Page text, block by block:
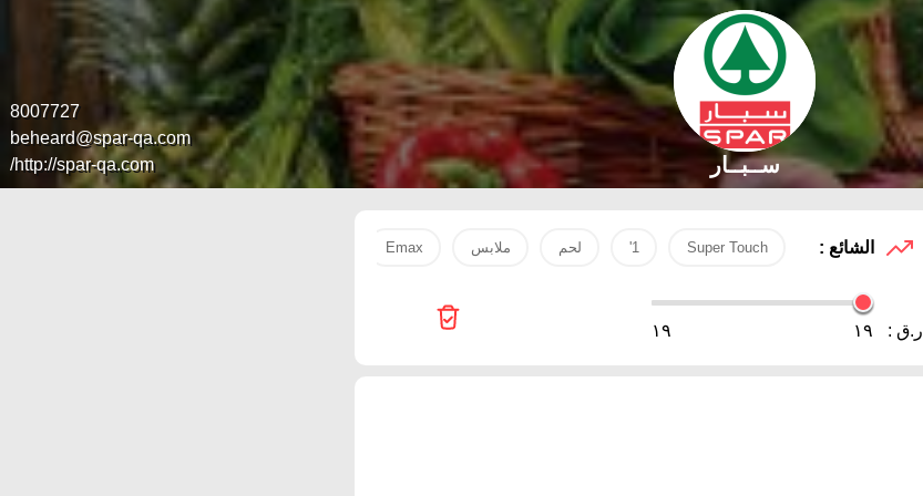
8007727
beheard@spar-qa.com
http://spar-qa.com/
ســبــار
الشائع : Super Touch
1' لحم ملابس Emax
ر.ق : ١٩ ١٩